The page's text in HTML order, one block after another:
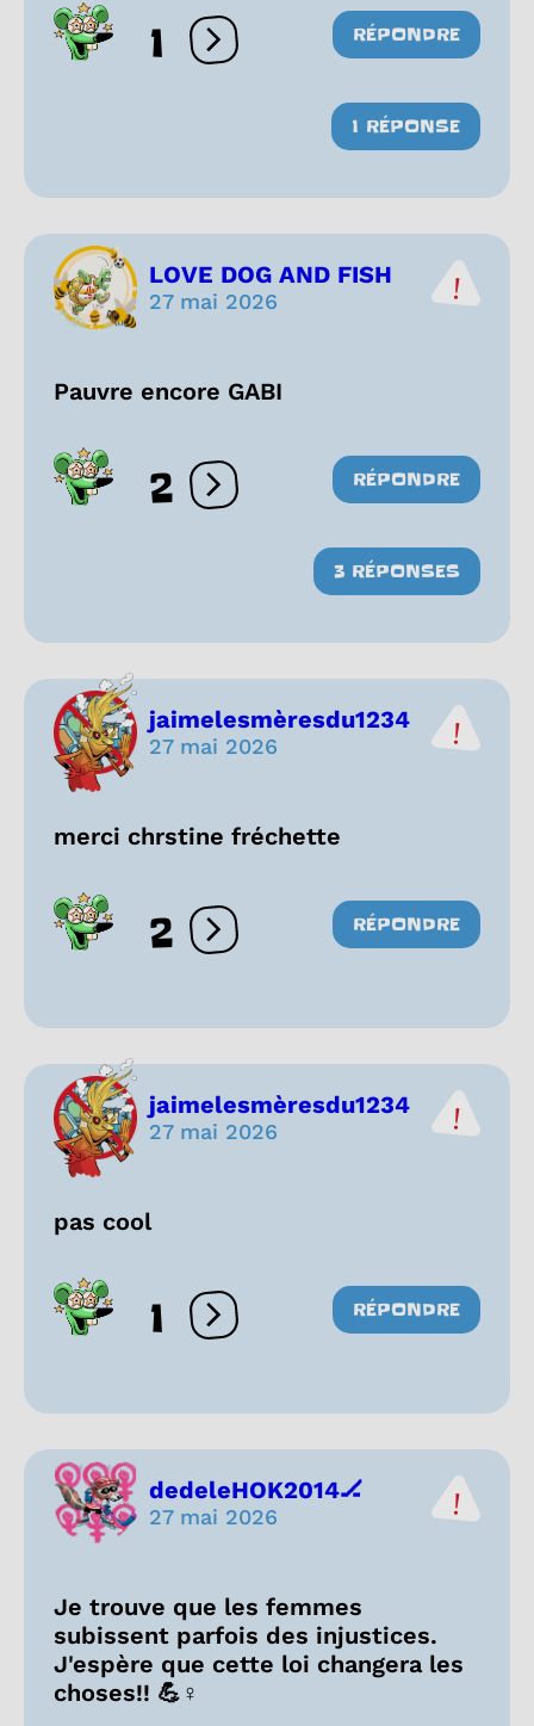
1 Ouvrir les réactions
RÉPONDRE
1 RÉPONSE
LOVE DOG AND FISH
27 mai 2026
Pauvre encore GABI
2 Ouvrir les réactions
RÉPONDRE
3 RÉPONSES
jaimelesmèresdu1234
27 mai 2026
merci chrstine fréchette
2 Ouvrir les réactions
RÉPONDRE
jaimelesmèresdu1234
27 mai 2026
pas cool
1 Ouvrir les réactions
RÉPONDRE
dedeleHOK2014🏒
27 mai 2026
Je trouve que les femmes
subissent parfois des injustices.
J'espère que cette loi changera les
choses!! 💪♀